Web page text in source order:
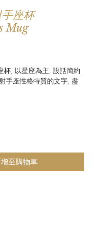
座杯
Mug
杯, 以星座為主, 設話簡約
手座性格特質的文字, 盡
至購物車